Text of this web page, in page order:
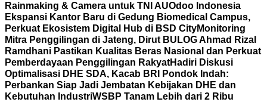
Rainmaking & Camera untuk TNI AUOdoo Indonesia
Ekspansi Kantor Baru di Gedung Biomedical Campus,
Perkuat Ekosistem Digital Hub di BSD CityMonitoring
Mitra Penggilingan di Jateng, Dirut BULOG Ahmad Rizal
Ramdhani Pastikan Kualitas Beras Nasional dan Perkuat
Pemberdayaan Penggilingan RakyatHadiri Diskusi
Optimalisasi DHE SDA, Kacab BRI Pondok Indah:
Perbankan Siap Jadi Jembatan Kebijakan DHE dan
Kebutuhan IndustriWSBP Tanam Lebih dari 2 Ribu